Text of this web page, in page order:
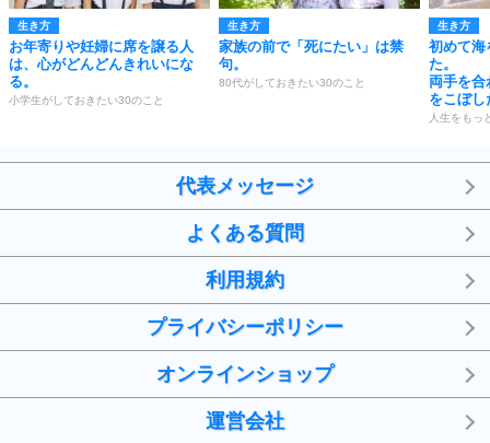
生き方
お年寄りや妊婦に席を譲る人
は、心がどんどんきれいにな
る。
小学生がしておきたい30のこと
生き方
家族の前で「死にたい」は禁
句。
80代がしておきたい30のこと
生き方
初めて海
た。
両手を合
をこぼし
人生をもっ
代表メッセージ
よくある質問
利用規約
プライバシーポリシー
オンラインショップ
運営会社